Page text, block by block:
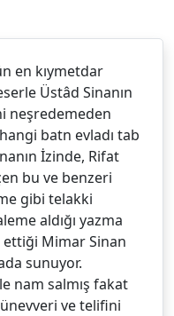
en kıymetdar
Üstâd Sinanın
neşredemeden
batn evladı tab
İzinde, Rifat
bu ve benzeri
gibi telakki
aldığı yazma
Mimar Sinan
sunuyor.
nam salmış fakat
ve telifini